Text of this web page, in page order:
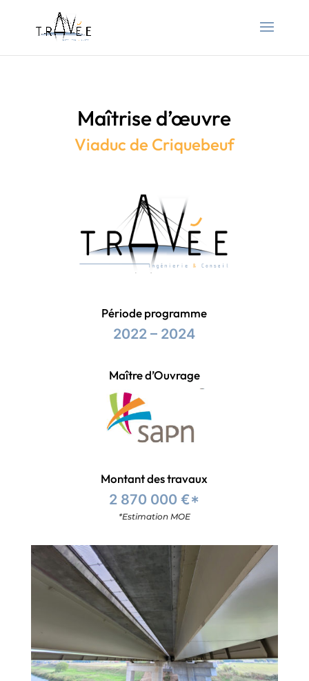
Maîtrise d’œuvre
Viaduc de Criquebeuf
Période programme
2022 – 2024
Maître d’Ouvrage
Montant des travaux
2 870 000 €*
*Estimation MOE